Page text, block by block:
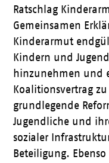
Ratschlag
Gemeinsamen
Kinderarmut
Kindern und
hinzunehmen und
Koalitionsvertrag
grundlegende
Jugendliche und
sozialer
Beteiligung.